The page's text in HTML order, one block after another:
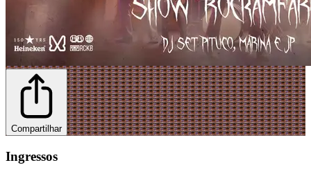
Compartilhar
Ingressos